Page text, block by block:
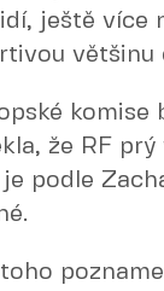
ještě více
že RF
je podle